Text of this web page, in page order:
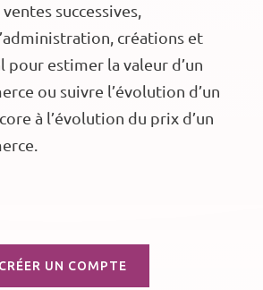
successives,
créations et
pour estimer la valeur d’un
ou suivre l’évolution d’un
à l’évolution du prix d’un
CRÉER UN COMPTE